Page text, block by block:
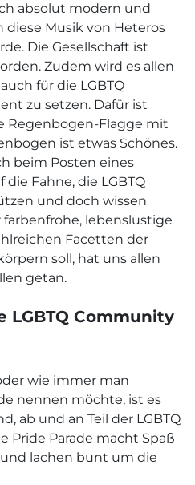
absolut modern und
diese Musik von Heteros
Die Gesellschaft ist
Zudem wird es allen
für die LGBTQ
zu setzen. Dafür ist
Regenbogen-Flagge mit
ist etwas Schönes.
beim Posten eines
Fahne, die LGBTQ
und doch wissen
farbenfrohe, lebenslustige
Facetten der
soll, hat uns allen
getan.
Community
wie immer man
nennen möchte, ist es
ab und an Teil der LGBTQ
Pride Parade macht Spaß
lachen bunt um die